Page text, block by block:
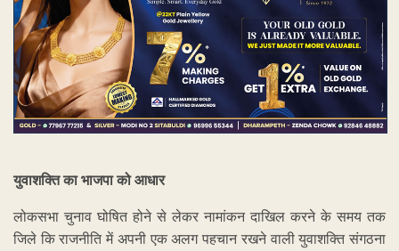
युवाशक्ति का भाजपा को आधार
लोकसभा चुनाव घोषित होने से लेकर नामांकन दाखिल करने के समय तक
जिले कि राजनीति में अपनी एक अलग पहचान रखने वाली युवाशक्ति संगठना